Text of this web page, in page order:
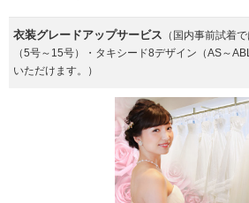
衣装グレードアップサービス （国内事前試着
（5号～15号）・タキシード8デザイン（AS～
いただけます。）